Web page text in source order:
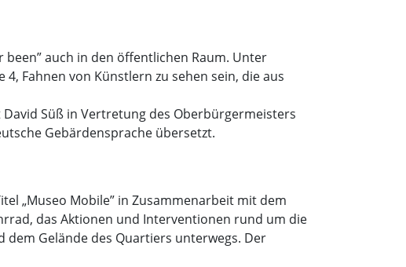
been” auch in den öffentlichen Raum. Unter
Fahnen von Künstlern zu sehen sein, die aus
Süß in Vertretung des Oberbürgermeisters
Gebärdensprache übersetzt.
„Museo Mobile” in Zusammenarbeit mit dem
das Aktionen und Interventionen rund um die
Gelände des Quartiers unterwegs. Der